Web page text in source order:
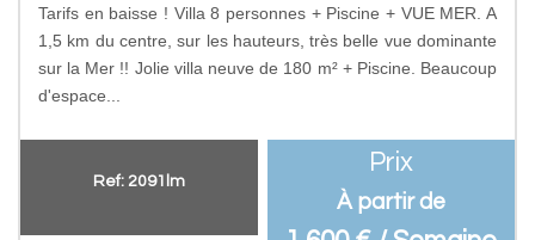
Tarifs en baisse ! Villa 8 personnes + Piscine + VUE MER. A
1,5 km du centre, sur les hauteurs, très belle vue dominante
sur la Mer !! Jolie villa neuve de 180 m² + Piscine. Beaucoup
d'espace...
Ref: 2091lm
Prix
À partir de